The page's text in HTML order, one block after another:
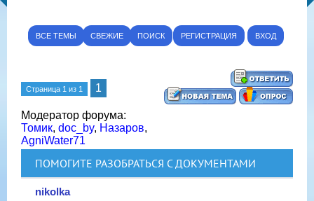
ВСЕ ТЕМЫ СВЕЖИЕ ПОИСК РЕГИСТРАЦИЯ ВХОД
Страница 1 из 1 1
Модератор форума:
Томик, doc_by, Назаров,
AgniWater71
ПОМОГИТЕ РАЗОБРАТЬСЯ С ДОКУМЕНТАМИ
nikolka